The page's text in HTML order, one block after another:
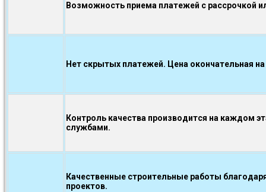
Возможность приема платежей с рассрочкой
Нет скрытых платежей. Цена окончательная
Контроль качества производится на каждом
службами.
Качественные строительные работы
проектов.